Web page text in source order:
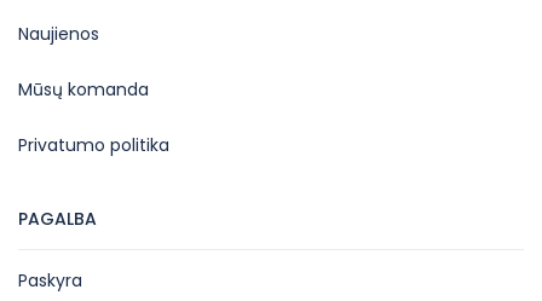
Naujienos
Mūsų komanda
Privatumo politika
PAGALBA
Paskyra